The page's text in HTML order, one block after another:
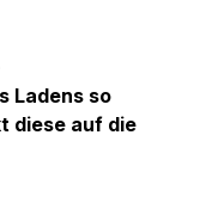
Ladens so
diese auf die